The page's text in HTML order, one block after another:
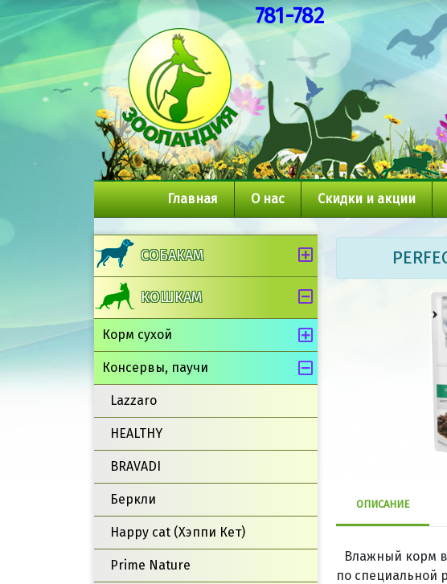
781-782
Главная О нас Скидки и акции
СОБАКАМ
КОШКАМ
Корм сухой
Консервы, паучи
Lazzaro
HEALTHY
BRAVADI
Беркли
Happy cat (Хэппи Кет)
Prime Nature
ОПИСАНИЕ
Влажный корм в
по специальной